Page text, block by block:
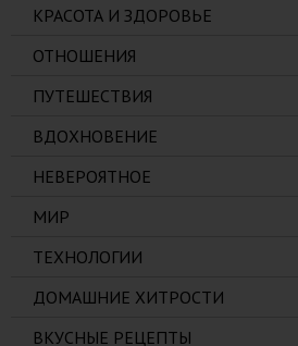
КРАСОТА И ЗДОРОВЬЕ
ОТНОШЕНИЯ
ПУТЕШЕСТВИЯ
ВДОХНОВЕНИЕ
НЕВЕРОЯТНОЕ
МИР
ТЕХНОЛОГИИ
ДОМАШНИЕ ХИТРОСТИ
ВКУСНЫЕ РЕЦЕПТЫ